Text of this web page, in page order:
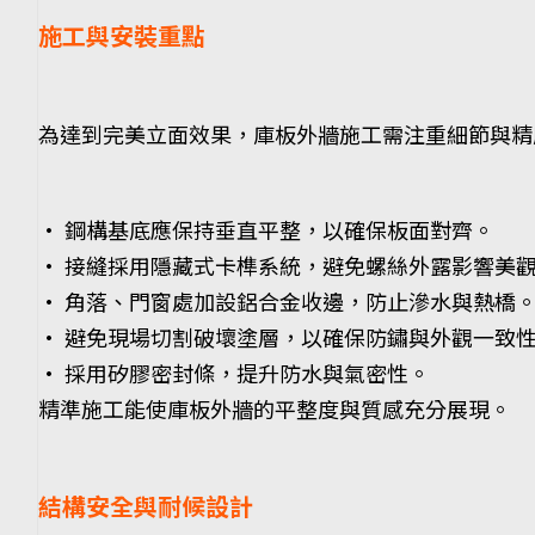
施工與安裝重點
為達到完美立面效果，庫板外牆施工需注重細節與精
• 鋼構基底應保持垂直平整，以確保板面對齊。
• 接縫採用隱藏式卡榫系統，避免螺絲外露影響美
• 角落、門窗處加設鋁合金收邊，防止滲水與熱橋。
• 避免現場切割破壞塗層，以確保防鏽與外觀一致
• 採用矽膠密封條，提升防水與氣密性。
精準施工能使庫板外牆的平整度與質感充分展現。
結構安全與耐候設計